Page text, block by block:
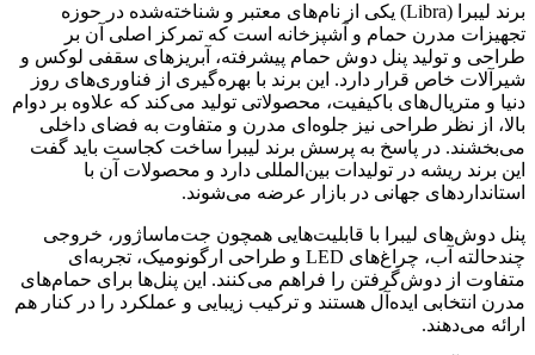
برند لیبرا (Libra) یکی از نام‌های معتبر و شناخته‌شده در حوزه
تجهیزات مدرن حمام و آشپزخانه است که تمرکز اصلی آن بر
طراحی و تولید پنل دوش حمام پیشرفته، آبریزهای سقفی لوکس و
شیرآلات خاص قرار دارد. این برند با بهره‌گیری از فناوری‌های روز
دنیا و متریال‌های باکیفیت، محصولاتی تولید می‌کند که علاوه بر دوام
بالا، از نظر طراحی نیز جلوه‌ای مدرن و متفاوت به فضای داخلی
می‌بخشند. در پاسخ به پرسش برند لیبرا ساخت کجاست باید گفت
این برند ریشه در تولیدات بین‌المللی دارد و محصولات آن با
استانداردهای جهانی در بازار عرضه می‌شوند.
پنل دوش‌های لیبرا با قابلیت‌هایی همچون جت‌ماساژور، خروجی
چندحالته آب، چراغ‌های LED و طراحی ارگونومیک، تجربه‌ای
متفاوت از دوش‌گرفتن را فراهم می‌کنند. این پنل‌ها برای حمام‌های
مدرن انتخابی ایده‌آل هستند و ترکیب زیبایی و عملکرد را در کنار هم
ارائه می‌دهند.